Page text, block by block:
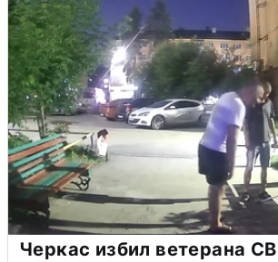
Черкас избил ветерана